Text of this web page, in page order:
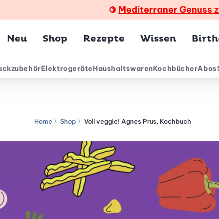
🍋 Mediterraner Genuss
Neu Shop Rezepte Wissen
ElektrogeräteHaushaltswarenKochbücherAbos
Home Shop Voll veggie! Agnes Prus, Kochbuch